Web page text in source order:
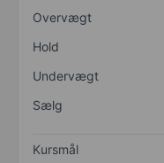
Overvægt
Hold
Undervægt
Sælg
Kursmål